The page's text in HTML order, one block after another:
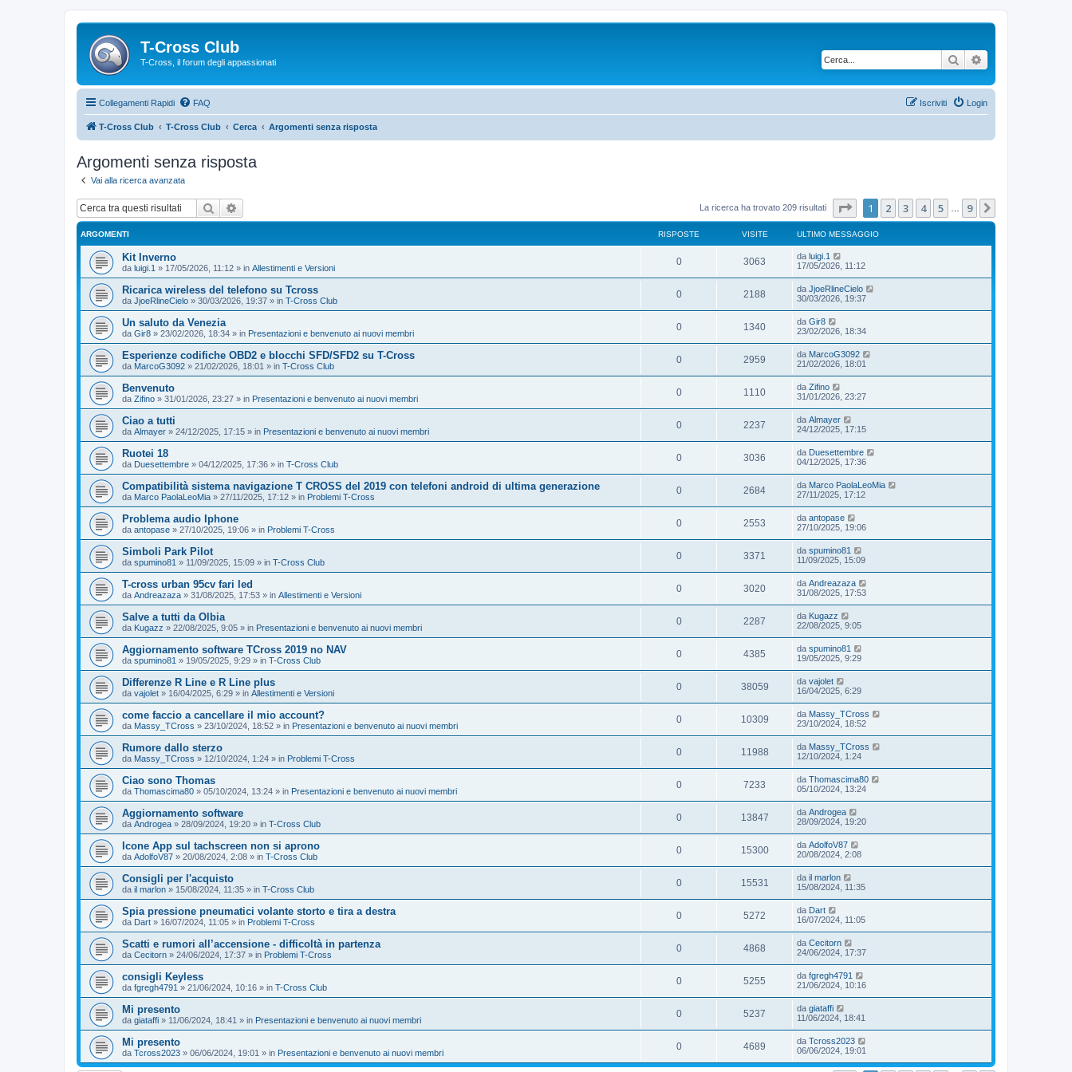
T-Cross Club
T-Cross, il forum degli appassionati Cerca
Collegamenti Rapidi FAQ Login
Iscriviti
T-Cross Club T-Cross Club Cerca Argomenti senza risposta
Argomenti senza risposta
Vai alla ricerca avanzata
Cerca La ricerca ha trovato 209 risultati Pagina di
1 2 3 4 5 9
ARGOMENTI RISPOSTE VISITE ULTIMO MESSAGGIO
Kit Inverno
da luigi.1 » 17/05/2026, 11:12 » in Allestimenti e Versioni
0 3063 da luigi.1
17/05/2026, 11:12
Ricarica wireless del telefono su Tcross
da JjoeRlineCielo » 30/03/2026, 19:37 » in T-Cross Club
0 2188 da JjoeRlineCielo
30/03/2026, 19:37
Un saluto da Venezia
da Gir8 » 23/02/2026, 18:34 » in Presentazioni e benvenuto ai nuovi membri
0 1340 da Gir8
23/02/2026, 18:34
Esperienze codifiche OBD2 e blocchi SFD/SFD2 su T-Cross
da MarcoG3092 » 21/02/2026, 18:01 » in T-Cross Club
0 2959 da MarcoG3092
21/02/2026, 18:01
Benvenuto
da Zifino » 31/01/2026, 23:27 » in Presentazioni e benvenuto ai nuovi membri
0 1110 da Zifino
31/01/2026, 23:27
Ciao a tutti
da Almayer » 24/12/2025, 17:15 » in Presentazioni e benvenuto ai nuovi membri
0 2237 da Almayer
24/12/2025, 17:15
Ruotei 18
da Duesettembre » 04/12/2025, 17:36 » in T-Cross Club
0 3036 da Duesettembre
04/12/2025, 17:36
Compatibilità sistema navigazione T CROSS del 2019 con telefoni android di ultima generazione
da Marco PaolaLeoMia » 27/11/2025, 17:12 » in Problemi T-Cross
0 2684 da Marco PaolaLeoMia
27/11/2025, 17:12
Problema audio Iphone
da antopase » 27/10/2025, 19:06 » in Problemi T-Cross
0 2553 da antopase
27/10/2025, 19:06
Simboli Park Pilot
da spumino81 » 11/09/2025, 15:09 » in T-Cross Club
0 3371 da spumino81
11/09/2025, 15:09
T-cross urban 95cv fari led
da Andreazaza » 31/08/2025, 17:53 » in Allestimenti e Versioni
0 3020 da Andreazaza
31/08/2025, 17:53
Salve a tutti da Olbia
da Kugazz » 22/08/2025, 9:05 » in Presentazioni e benvenuto ai nuovi membri
0 2287 da Kugazz
22/08/2025, 9:05
Aggiornamento software TCross 2019 no NAV
da spumino81 » 19/05/2025, 9:29 » in T-Cross Club
0 4385 da spumino81
19/05/2025, 9:29
Differenze R Line e R Line plus
da vajolet » 16/04/2025, 6:29 » in Allestimenti e Versioni
0 38059 da vajolet
16/04/2025, 6:29
come faccio a cancellare il mio account?
da Massy_TCross » 23/10/2024, 18:52 » in Presentazioni e benvenuto ai nuovi membri
0 10309 da Massy_TCross
23/10/2024, 18:52
Rumore dallo sterzo
da Massy_TCross » 12/10/2024, 1:24 » in Problemi T-Cross
0 11988 da Massy_TCross
12/10/2024, 1:24
Ciao sono Thomas
da Thomascima80 » 05/10/2024, 13:24 » in Presentazioni e benvenuto ai nuovi membri
0 7233 da Thomascima80
05/10/2024, 13:24
Aggiornamento software
da Androgea » 28/09/2024, 19:20 » in T-Cross Club
0 13847 da Androgea
28/09/2024, 19:20
Icone App sul tachscreen non si aprono
da AdolfoV87 » 20/08/2024, 2:08 » in T-Cross Club
0 15300 da AdolfoV87
20/08/2024, 2:08
Consigli per l'acquisto
da il marlon » 15/08/2024, 11:35 » in T-Cross Club
0 15531 da il marlon
15/08/2024, 11:35
Spia pressione pneumatici volante storto e tira a destra
da Dart » 16/07/2024, 11:05 » in Problemi T-Cross
0 5272 da Dart
16/07/2024, 11:05
Scatti e rumori all’accensione - difficoltà in partenza
da Cecitorn » 24/06/2024, 17:37 » in Problemi T-Cross
0 4868 da Cecitorn
24/06/2024, 17:37
consigli Keyless
da fgregh4791 » 21/06/2024, 10:16 » in T-Cross Club
0 5255 da fgregh4791
21/06/2024, 10:16
Mi presento
da giataffi » 11/06/2024, 18:41 » in Presentazioni e benvenuto ai nuovi membri
0 5237 da giataffi
11/06/2024, 18:41
Mi presento
da Tcross2023 » 06/06/2024, 19:01 » in Presentazioni e benvenuto ai nuovi membri
0 4689 da Tcross2023
06/06/2024, 19:01